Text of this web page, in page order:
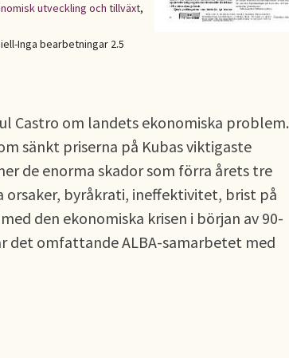
utveckling och tillväxt,
Inga bearbetningar 2.5
Castro om landets ekonomiska problem.
sänkt priserna på Kubas viktigaste
de enorma skador som förra årets tre
orsaker, byråkrati, ineffektivitet, brist på
den ekonomiska krisen i början av 90-
det omfattande ALBA-samarbetet med